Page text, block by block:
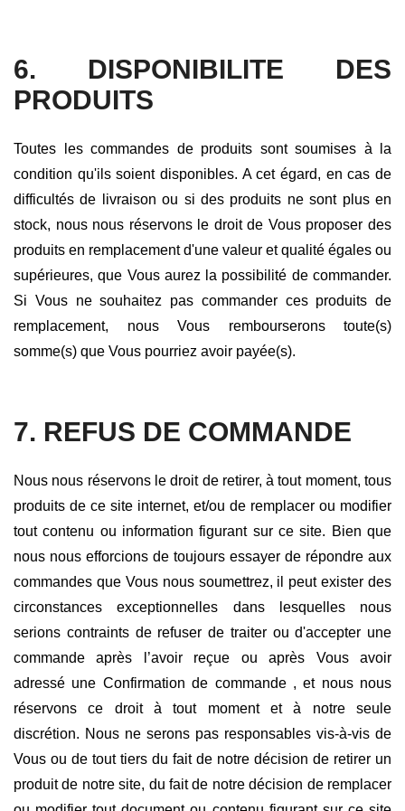
6. DISPONIBILITE DES
PRODUITS
Toutes les commandes de produits sont soumises à la
condition qu'ils soient disponibles. A cet égard, en cas de
difficultés de livraison ou si des produits ne sont plus en
stock, nous nous réservons le droit de Vous proposer des
produits en remplacement d'une valeur et qualité égales ou
supérieures, que Vous aurez la possibilité de commander.
Si Vous ne souhaitez pas commander ces produits de
remplacement, nous Vous rembourserons toute(s)
somme(s) que Vous pourriez avoir payée(s).
7. REFUS DE COMMANDE
Nous nous réservons le droit de retirer, à tout moment, tous
produits de ce site internet, et/ou de remplacer ou modifier
tout contenu ou information figurant sur ce site. Bien que
nous nous efforcions de toujours essayer de répondre aux
commandes que Vous nous soumettrez, il peut exister des
circonstances exceptionnelles dans lesquelles nous
serions contraints de refuser de traiter ou d'accepter une
commande après l’avoir reçue ou après Vous avoir
adressé une Confirmation de commande , et nous nous
réservons ce droit à tout moment et à notre seule
discrétion. Nous ne serons pas responsables vis-à-vis de
Vous ou de tout tiers du fait de notre décision de retirer un
produit de notre site, du fait de notre décision de remplacer